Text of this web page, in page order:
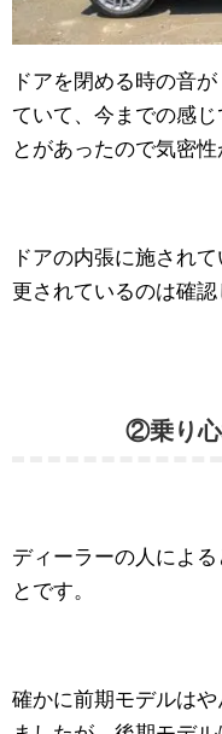
ドアを閉める時の音
ていて、今までの感
とがあったので気密
ドアの内張に施され
更されているのは確認
②乗り心
ディーラーの人によ
とです。
確かに前期モデルは